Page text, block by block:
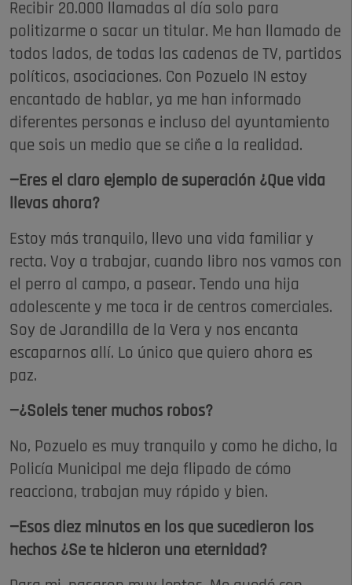
Recibir 20.000 llamadas al día solo para
politizarme o sacar un titular. Me han llamado de
todos lados, de todas las cadenas de TV, partidos
políticos, asociaciones. Con Pozuelo IN estoy
encantado de hablar, ya me han informado
diferentes personas e incluso del ayuntamiento
que sois un medio que se ciñe a la realidad.
—Eres el claro ejemplo de superación ¿Que vida
llevas ahora?
Estoy más tranquilo, llevo una vida familiar y
recta. Voy a trabajar, cuando libro nos vamos con
el perro al campo, a pasear. Tendo una hija
adolescente y me toca ir de centros comerciales.
Soy de Jarandilla de la Vera y nos encanta
escaparnos allí. Lo único que quiero ahora es
paz.
—¿Soleis tener muchos robos?
No, Pozuelo es muy tranquilo y como he dicho, la
Policía Municipal me deja flipado de cómo
reacciona, trabajan muy rápido y bien.
—Esos diez minutos en los que sucedieron los
hechos ¿Se te hicieron una eternidad?